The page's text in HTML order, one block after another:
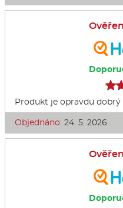
Produkt je opravdu
Objednáno: 24. 5. 2026